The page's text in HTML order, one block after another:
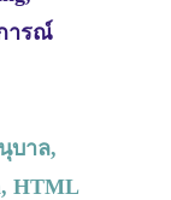
ารณ์
บาล,
HTML